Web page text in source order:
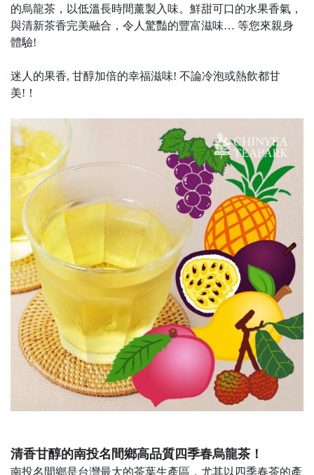
的烏龍茶，以低溫長時間薰製入味。鮮甜可口的水果香氣，
與清新茶香完美融合，令人驚豔的豐富滋味… 等您來親身
體驗!
迷人的果香, 甘醇加倍的幸福滋味! 不論冷泡或熱飲都甘
美!！
清香甘醇的南投名間鄉高品質四季春烏龍茶！
南投名間鄉是台灣最大的茶葉生產區，尤其以四季春茶的產